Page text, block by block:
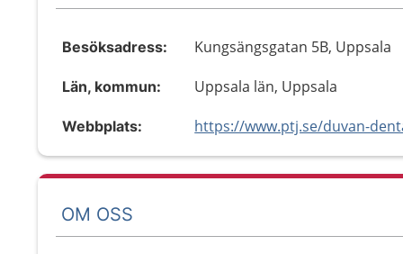
Besöksadress: Kungsängsgatan 5B, Uppsala
Län, kommun: Uppsala län, Uppsala
Webbplats: https://www.ptj.se/duvan-
OM OSS